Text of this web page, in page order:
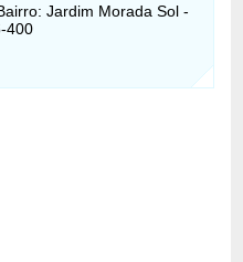
Jardim Morada Sol -
400